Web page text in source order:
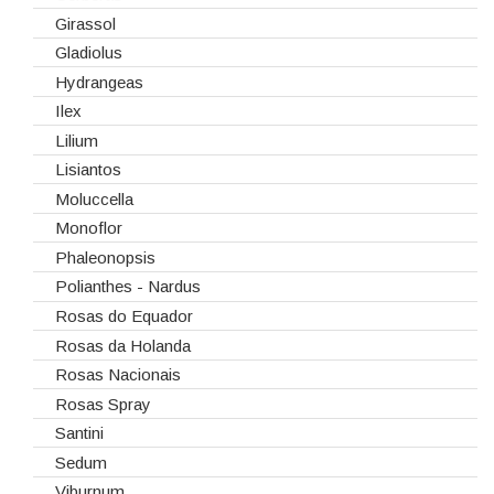
Girassol
Gladiolus
Hydrangeas
Ilex
Lilium
Lisiantos
Moluccella
Monoflor
Phaleonopsis
Polianthes - Nardus
Rosas do Equador
Rosas da Holanda
Rosas Nacionais
Rosas Spray
Santini
Sedum